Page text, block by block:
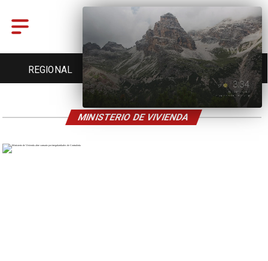
REGIONAL ENTRETENCIÓN DEPORTES
MINISTERIO DE VIVIENDA